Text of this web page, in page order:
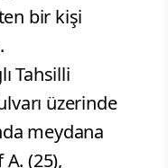
kanalı